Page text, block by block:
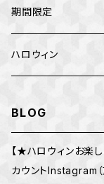
カファレル
期間限定
ハロウィン
BLOG
【★ハロウィンお楽
カウントInstagram